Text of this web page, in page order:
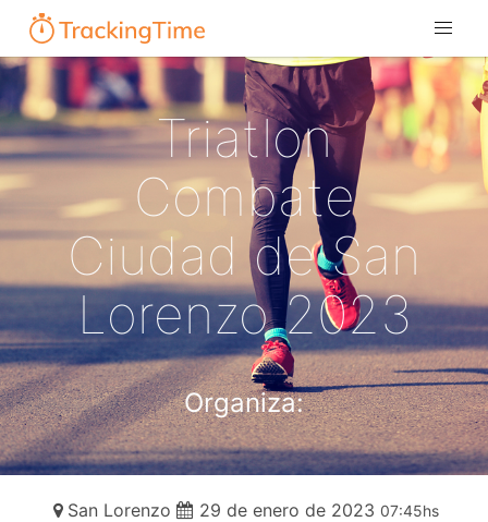
Triatlon
Combate
Ciudad de San
Lorenzo 2023
Organiza:
San Lorenzo 29 de enero de 2023 07:45hs